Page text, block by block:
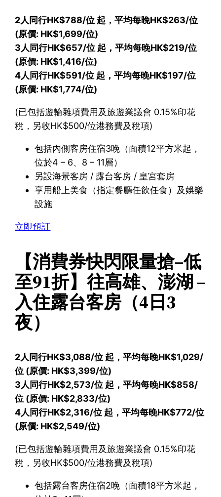
2人同行HK$788/位 起，平均每晚HK$263/位
(原價: HK$1,699/位)
3人同行HK$657/位 起，平均每晚HK$219/位
(原價: HK$1,416/位)
4人同行HK$591/位 起，平均每晚HK$197/位
(原價: HK$1,774/位)
(已包括遊輪雜項費用及旅遊業議會 0.15%印花
稅，另收HK$500/位港務費及稅項)
包括內側客房住宿3晚（面積12平方米起，
位於4 – 6、8 – 11層）
另設海景客房 / 露台客房 / 皇宮套房
享用船上美食（指定餐廳任飲任食）及娛樂
設施
立即預訂
【消費券快閃限量搶–低
至91折】往高雄、澎湖 –
入住露台客房（4日3
夜）
2人同行HK$3,088/位 起，平均每晚HK$1,029/
位 (原價: HK$3,399/位)
3人同行HK$2,573/位 起，平均每晚HK$858/
位 (原價: HK$2,833/位)
4人同行HK$2,316/位 起，平均每晚HK$772/位
(原價: HK$2,549/位)
(已包括遊輪雜項費用及旅遊業議會 0.15%印花
稅，另收HK$500/位港務費及稅項)
包括露台客房住宿2晚（面積18平方米起，